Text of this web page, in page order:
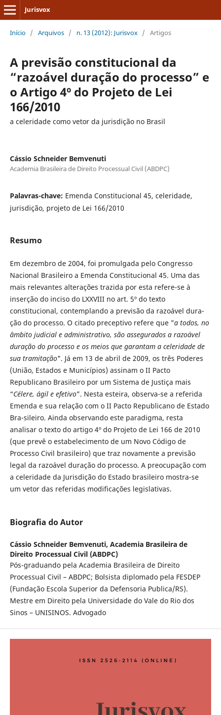
Jurisvox
Início / Arquivos / n. 13 (2012): Jurisvox / Artigos
A previsão constitucional da
“razoável duração do processo” e
o Artigo 4º do Projeto de Lei
166/2010
a celeridade como vetor da jurisdição no Brasil
Cássio Schneider Bemvenuti
Academia Brasileira de Direito Processual Civil (ABDPC)
Palavras-chave: Emenda Constitucional 45, celeridade,
jurisdição, projeto de Lei 166/2010
Resumo
Em dezembro de 2004, foi promulgada pelo Congresso
Nacional Brasileiro a Emenda Constitucional 45. Uma das
mais relevantes alterações trazida por esta refere-se à
inserção do inciso do LXXVIII no art. 5º do texto
constitucional, contemplando a previsão da razoável dura-
ção do processo. O citado preceptivo refere que "a todos, no
âmbito judicial e administrativo, são assegurados a razoável
duração do processo e os meios que garantam a celeridade de
sua tramitação". Já em 13 de abril de 2009, os três Poderes
(União, Estados e Municípios) assinam o II Pacto
Republicano Brasileiro por um Sistema de Justiça mais
“Célere, ágil e efetivo”. Nesta esteira, observa-se a referida
Emenda e sua relação com o II Pacto Republicano de Estado
Bra-sileiro. Ainda observando este paradigma, resta
analisar o texto do artigo 4º do Projeto de Lei 166 de 2010
(que prevê o estabelecimento de um Novo Código de
Processo Civil brasileiro) que traz novamente a previsão
legal da razoável duração do processo. A preocupação com
a celeridade da Jurisdição do Estado brasileiro mostra-se
um vetor das referidas modificações legislativas.
Biografia do Autor
Cássio Schneider Bemvenuti, Academia Brasileira de
Direito Processual Civil (ABDPC)
Pós-graduando pela Academia Brasileira de Direito
Processual Civil – ABDPC; Bolsista diplomado pela FESDEP
(Fundação Escola Superior da Defensoria Publica/RS).
Mestre em Direito pela Universidade do Vale do Rio dos
Sinos – UNISINOS. Advogado